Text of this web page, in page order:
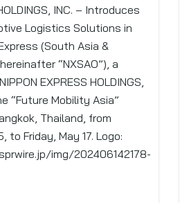
INC. – Introduces
Logistics Solutions in
(South Asia &
“NXSAO”), a
EXPRESS HOLDINGS,
“Future Mobility Asia”
Thailand, from
to Friday, May 17. Logo:
img/202406142178-